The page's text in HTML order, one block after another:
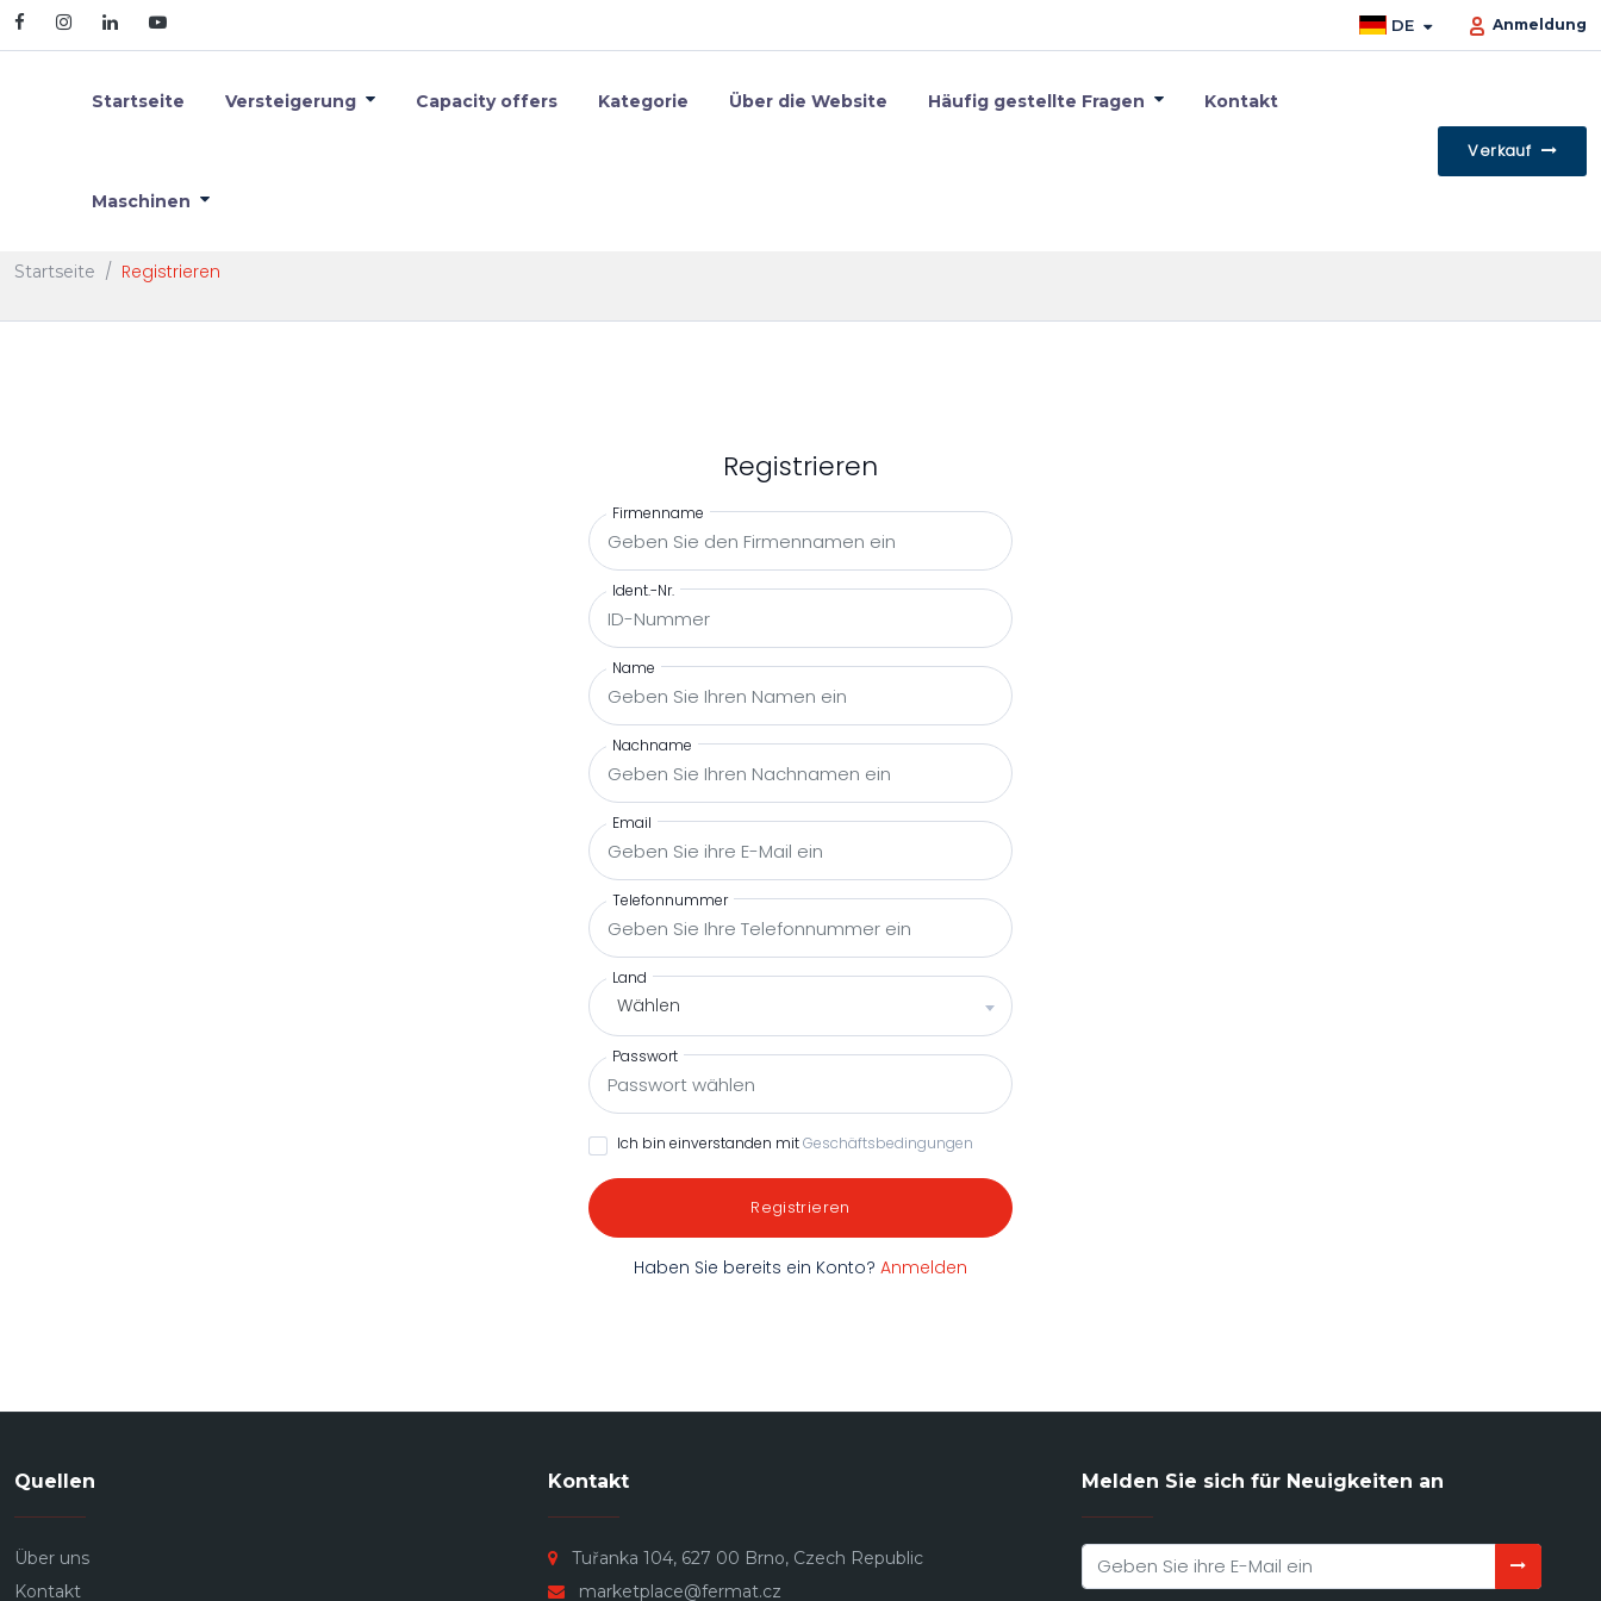
DE Anmeldung
Startseite Versteigerung Capacity offers Kategorie Über die Website Häufig gestellte Fragen Kontakt
Maschinen
Verkauf
Startseite Registrieren
Registrieren
Firmenname
Ident.-Nr.
Name
Nachname
Email
Telefonnummer
Land
Wählen
Passwort
Ich bin einverstanden mitGeschäftsbedingungen
Registrieren
Haben Sie bereits ein Konto? Anmelden
Quellen
Über uns
Kontakt
Kontakt
Tuřanka 104, 627 00 Brno, Czech Republic
marketplace@fermat.cz
Melden Sie sich für Neuigkeiten an